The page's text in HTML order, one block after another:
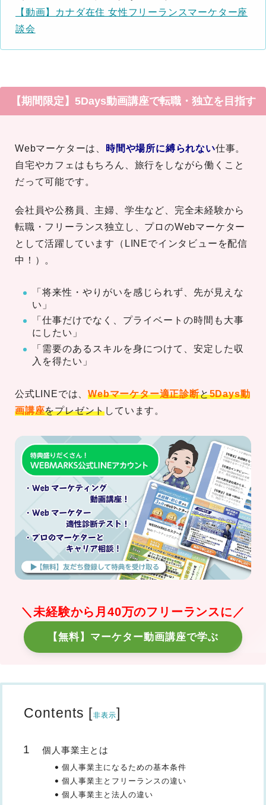
【動画】カナダ在住 女性フリーランスマーケター座
談会
【期間限定】5Days動画講座で転職・独立を目指す
Webマーケターは、 時間や場所に縛られない仕事。
自宅やカフェはもちろん、旅行をしながら働くこと
だって可能です。
会社員や公務員、主婦、学生など、完全未経験から
転職・フリーランス独立し、プロのWebマーケター
として活躍しています（LINEでインタビューを配信
中！）。
「将来性・やりがいを感じられず、先が見えな
い」
「仕事だけでなく、プライベートの時間も大事
にしたい」
「需要のあるスキルを身につけて、安定した収
入を得たい」
公式LINEでは、Webマーケター適正診断と5Days動
画講座をプレゼントしています。
＼未経験から月40万のフリーランスに／
【無料】マーケター動画講座で学ぶ
Contents [非表示]
個人事業主とは
個人事業主になるための基本条件
個人事業主とフリーランスの違い
個人事業主と法人の違い